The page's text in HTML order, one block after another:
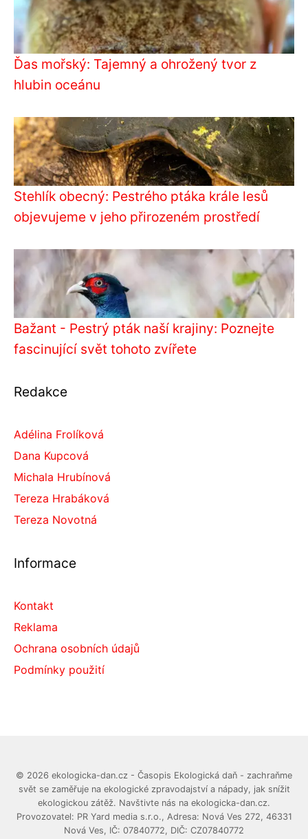
Ďas mořský: Tajemný a ohrožený tvor z
hlubin oceánu
Stehlík obecný: Pestrého ptáka krále lesů
objevujeme v jeho přirozeném prostředí
Bažant - Pestrý pták naší krajiny: Poznejte
fascinující svět tohoto zvířete
Redakce
Adélina Frolíková
Dana Kupcová
Michala Hrubínová
Tereza Hrabáková
Tereza Novotná
Informace
Kontakt
Reklama
Ochrana osobních údajů
Podmínky použití
© 2026 ekologicka-dan.cz - Časopis Ekologická daň - zachraňme
svět se zaměřuje na ekologické zpravodajství a nápady, jak snížit
ekologickou zátěž. Navštivte nás na ekologicka-dan.cz.
Provozovatel: PR Yard media s.r.o., Adresa: Nová Ves 272, 46331
Nová Ves, IČ: 07840772, DIČ: CZ07840772